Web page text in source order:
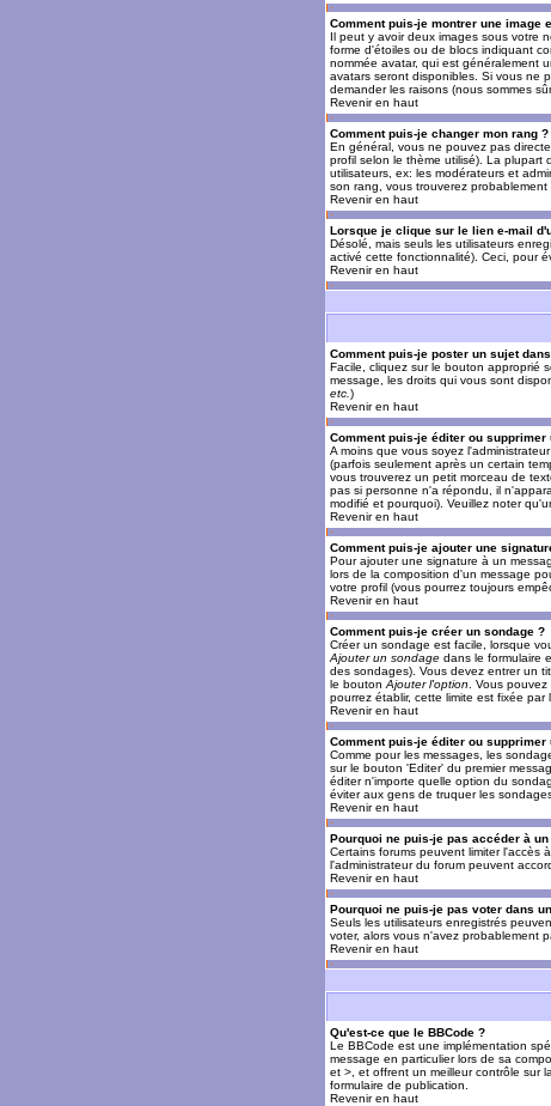
Comment puis-je montrer une image
Il peut y avoir deux images sous votre
forme d'étoiles ou de blocs indiquant
nommée avatar, qui est généralement
avatars seront disponibles. Si vous ne
demander les raisons (nous sommes
Revenir en haut
Comment puis-je changer mon rang ?
En général, vous ne pouvez pas
profil selon le thème utilisé). La plupart
utilisateurs, ex: les modérateurs et
son rang, vous trouverez
Revenir en haut
Lorsque je clique sur le lien e-mail
Désolé, mais seuls les utilisateurs
activé cette fonctionnalité). Ceci, pour
Revenir en haut
Comment puis-je poster un sujet
Facile, cliquez sur le bouton approprié
message, les droits qui vous sont
etc. )
Revenir en haut
Comment puis-je éditer ou supprimer
A moins que vous soyez
(parfois seulement après un certain
vous trouverez un petit morceau de
pas si personne n'a répondu, il
modifié et pourquoi). Veuillez noter
Revenir en haut
Comment puis-je ajouter une
Pour ajouter une signature à un
lors de la composition d'un message
votre profil (vous pourrez toujours
Revenir en haut
Comment puis-je créer un sondage ?
Créer un sondage est facile, lorsque
Ajouter un sondage dans le formulaire
des sondages). Vous devez entrer un
le bouton Ajouter l'option . Vous
pourrez établir, cette limite est fixée par
Revenir en haut
Comment puis-je éditer ou supprimer
Comme pour les messages, les
sur le bouton 'Editer' du premier
éditer n'importe quelle option du
éviter aux gens de truquer les
Revenir en haut
Pourquoi ne puis-je pas accéder à un
Certains forums peuvent limiter l'accès
l'administrateur du forum peuvent
Revenir en haut
Pourquoi ne puis-je pas voter dans
Seuls les utilisateurs enregistrés
voter, alors vous n'avez probablement
Revenir en haut
Qu'est-ce que le BBCode ?
Le BBCode est une implémentation
message en particulier lors de sa
et >, et offrent un meilleur contrôle sur
formulaire de publication.
Revenir en haut